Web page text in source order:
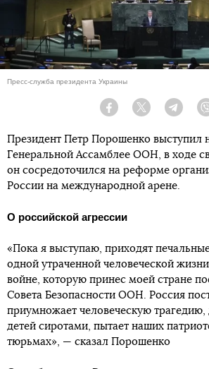
Пресс-служба президента Украины
Facebook Twitter
Президент Петр Порошенко выступил
Генеральной Ассамблее ООН, в ходе
он сосредоточился на реформе
России на международной арене.
О российской агрессии
«Пока я выступаю, приходят
одной утраченной человеческой
войне, которую принес моей стране
Совета Безопасности ООН. Россия
приумножает человеческую трагедию,
детей сиротами, пытает наших
тюрьмах», — сказал Порошенко